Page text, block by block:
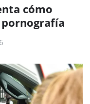
cómo